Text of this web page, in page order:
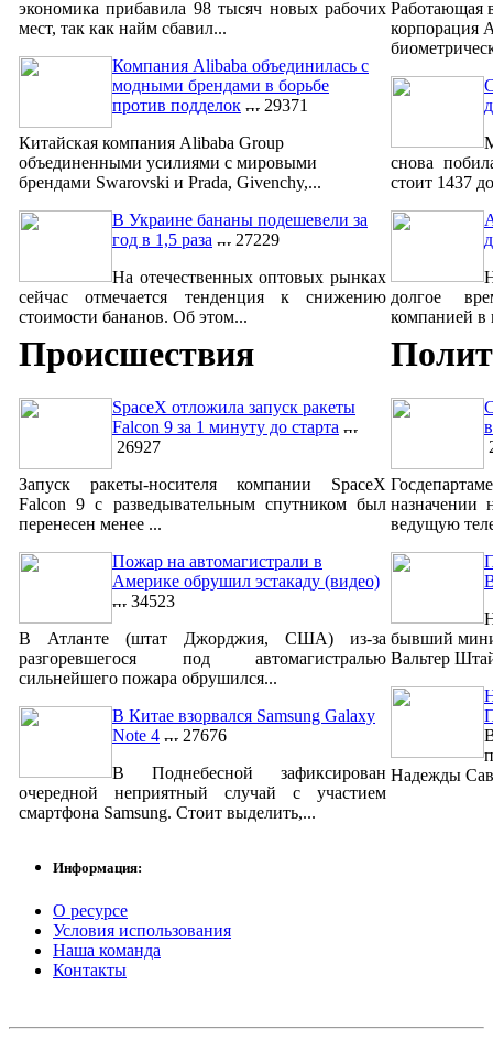
экономика прибавила 98 тысяч новых рабочих
мест, так как найм сбавил...
Компания Alibaba объединилась с
модными брендами в борьбе
против подделок
29371
Китайская компания Alibaba Group
объединенными усилиями с мировыми
брендами Swarovski и Prada, Givenchy,...
В Украине бананы подешевели за
год в 1,5 раза
27229
На отечественных оптовых рынках
сейчас отмечается тенденция к снижению
стоимости бананов. Об этом...
Работающая
корпорация
снова
стоит 1437
долгое
компанией в
Происшествия
SpaceX отложила запуск ракеты
Falcon 9 за 1 минуту до старта
26927
Запуск ракеты-носителя компании SpaceX
Falcon 9 с разведывательным спутником был
перенесен менее ...
Пожар на автомагистрали в
Америке обрушил эстакаду (видео)
34523
В Атланте (штат Джорджия, США) из-за
разгоревшегося под автомагистралью
сильнейшего пожара обрушился...
В Китае взорвался Samsung Galaxy
Note 4
27676
В Поднебесной зафиксирован
очередной неприятный случай с участием
смартфона Samsung. Стоит выделить,...
назначении
ведущую
бывший
Вальтер
Надежды
Информация:
О ресурсе
Условия использования
Наша команда
Контакты